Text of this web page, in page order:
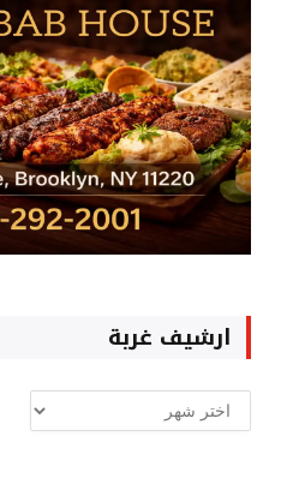
ارشيف غربة
ارشيف
غربة